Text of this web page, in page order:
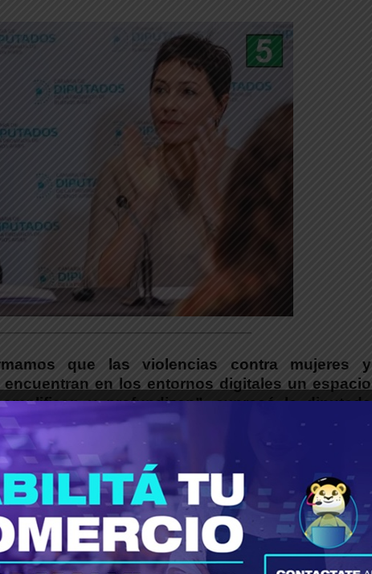
que las violencias contra mujeres y
en los entornos digitales un espacio
y profundizan”, expresó la diputada